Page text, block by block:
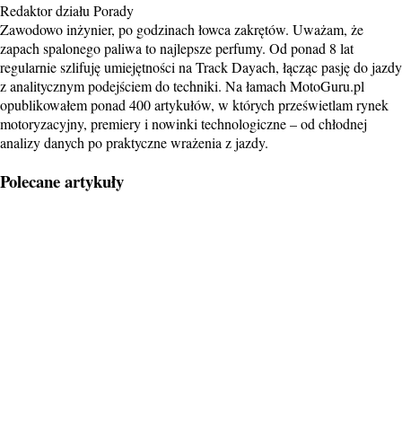
Redaktor działu Porady
Zawodowo inżynier, po godzinach łowca zakrętów. Uważam, że
zapach spalonego paliwa to najlepsze perfumy. Od ponad 8 lat
regularnie szlifuję umiejętności na Track Dayach, łącząc pasję do jazdy
z analitycznym podejściem do techniki. Na łamach MotoGuru.pl
opublikowałem ponad 400 artykułów, w których prześwietlam rynek
motoryzacyjny, premiery i nowinki technologiczne – od chłodnej
analizy danych po praktyczne wrażenia z jazdy.
Polecane artykuły